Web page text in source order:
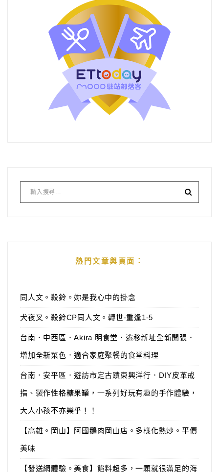
熱門文章與頁面︰
同人文。殺鈴。妳是我心中的掛念
犬夜叉。殺鈴CP同人文。轉世-重逢1-5
台南．中西區．Akira 明食堂．遷移新址全新開張．
增加全新菜色．適合家庭聚餐的食堂料理
台南．安平區．遊訪市定古蹟東興洋行．DIY皮革戒
指、製作性格糖果罐，一系列好玩有趣的手作體驗，
大人小孩不亦樂乎！！
【高雄。岡山】阿國鵝肉岡山店。多樣化熱炒。平價
美味
【發送網體驗。美食】餡料超多，一顆就很滿足的海